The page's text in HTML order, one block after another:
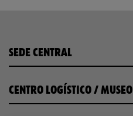
SEDE CENTRAL
CENTRO LOGÍSTICO / MUSEO